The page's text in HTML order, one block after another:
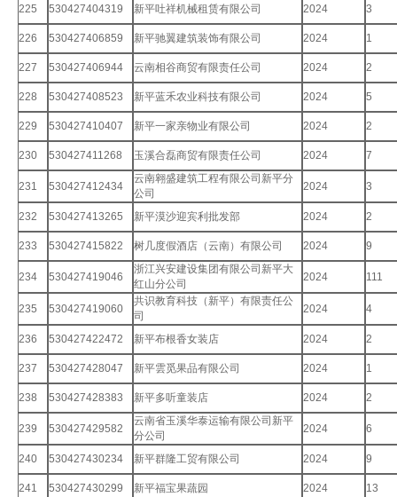
225 530427404319 新平吐祥机械租赁有限公司 2024 3
226 530427406859 新平驰翼建筑装饰有限公司 2024 1
227 530427406944 云南相谷商贸有限责任公司 2024 2
228 530427408523 新平蓝禾农业科技有限公司 2024 5
229 530427410407 新平一家亲物业有限公司 2024 2
230 530427411268 玉溪合磊商贸有限责任公司 2024 7
231 530427412434
云南翱盛建筑工程有限公司新平分
公司
2024 3
232 530427413265 新平漠沙迎宾利批发部 2024 2
233 530427415822 树几度假酒店（云南）有限公司 2024 9
234 530427419046
浙江兴安建设集团有限公司新平大
红山分公司
2024 111
235 530427419060
共识教育科技（新平）有限责任公
司
2024 4
236 530427422472 新平布根香女装店 2024 2
237 530427428047 新平雲觅果品有限公司 2024 1
238 530427428383 新平多听童装店 2024 2
239 530427429582
云南省玉溪华泰运输有限公司新平
分公司
2024 6
240 530427430234 新平群隆工贸有限公司 2024 9
241 530427430299 新平福宝果蔬园 2024 13